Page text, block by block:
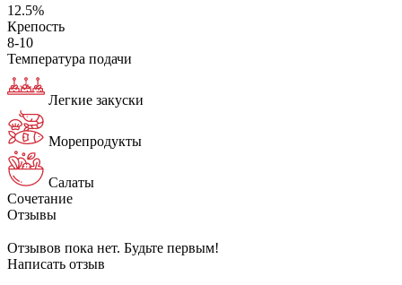
12.5%
Крепость
8-10
Температура подачи
Легкие закуски
Морепродукты
Салаты
Сочетание
Отзывы
Отзывов пока нет. Будьте первым!
Написать отзыв